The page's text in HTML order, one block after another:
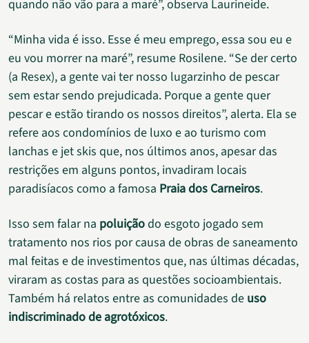
quando não vão para a maré”, observa Laurineide.
“Minha vida é isso. Esse é meu emprego, essa sou eu e
eu vou morrer na maré”, resume Rosilene. “Se der certo
(a Resex), a gente vai ter nosso lugarzinho de pescar
sem estar sendo prejudicada. Porque a gente quer
pescar e estão tirando os nossos direitos”, alerta. Ela se
refere aos condomínios de luxo e ao turismo com
lanchas e jet skis que, nos últimos anos, apesar das
restrições em alguns pontos, invadiram locais
paradisíacos como a famosa Praia dos Carneiros.
Isso sem falar na poluiçãodo esgoto jogado sem
tratamento nos rios por causa de obras de saneamento
mal feitas e de investimentos que, nas últimas décadas,
viraram as costas para as questões socioambientais.
Também há relatos entre as comunidades de uso
indiscriminado de agrotóxicos.